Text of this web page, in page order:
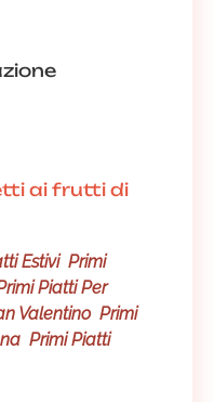
ai frutti di
Estivi Primi
Piatti Per
Valentino Primi
Primi Piatti